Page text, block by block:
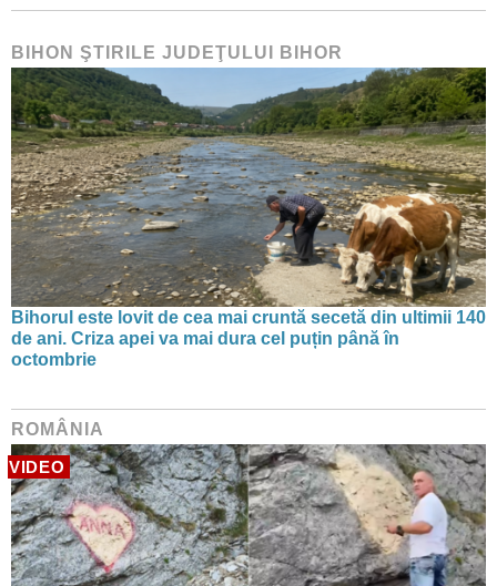
BIHON ŞTIRILE JUDEŢULUI BIHOR
Bihorul este lovit de cea mai cruntă secetă din ultimii 140
de ani. Criza apei va mai dura cel puțin până în
octombrie
ROMÂNIA
VIDEO